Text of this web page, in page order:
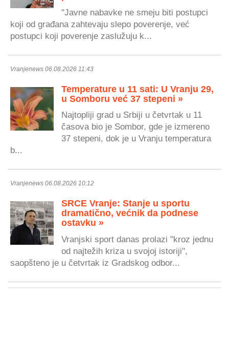
"Javne nabavke ne smeju biti postupci
koji od građana zahtevaju slepo poverenje, već
postupci koji poverenje zaslužuju k...
Vranjenews 06.08.2026 11:43
Temperature u 11 sati: U Vranju 29,
u Somboru već 37 stepeni »
Najtopliji grad u Srbiji u četvrtak u 11
časova bio je Sombor, gde je izmereno
37 stepeni, dok je u Vranju temperatura
b...
Vranjenews 06.08.2026 10:12
SRCE Vranje: Stanje u sportu
dramatično, većnik da podnese
ostavku »
Vranjski sport danas prolazi "kroz jednu
od najtežih kriza u svojoj istoriji",
saopšteno je u četvrtak iz Gradskog odbor...